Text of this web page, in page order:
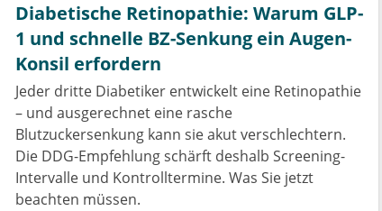
Diabetische Retinopathie: Warum GLP-
1 und schnelle BZ-Senkung ein Augen-
Konsil erfordern
Jeder dritte Diabetiker entwickelt eine Retinopathie
– und ausgerechnet eine rasche
Blutzuckersenkung kann sie akut verschlechtern.
Die DDG-Empfehlung schärft deshalb Screening-
Intervalle und Kontrolltermine. Was Sie jetzt
beachten müssen.